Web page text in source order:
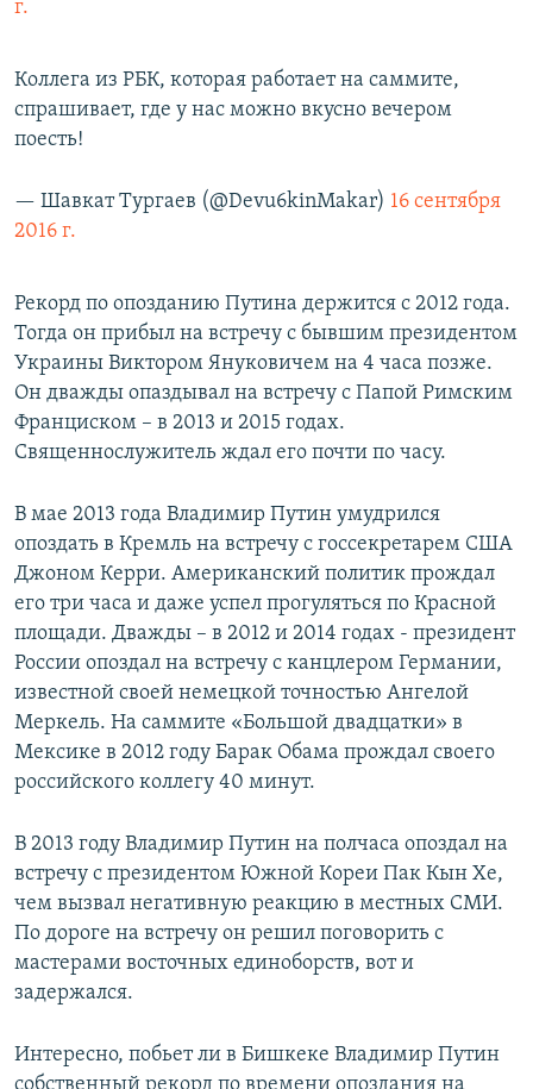
г.
Коллега из РБК, которая работает на саммите,
спрашивает, где у нас можно вкусно вечером
поесть!
— Шавкат Тургаев (@Devu6kinMakar) 16 сентября
2016 г.
Рекорд по опозданию Путина держится с 2012 года.
Тогда он прибыл на встречу с бывшим президентом
Украины Виктором Януковичем на 4 часа позже.
Он дважды опаздывал на встречу с Папой Римским
Франциском – в 2013 и 2015 годах.
Священнослужитель ждал его почти по часу.
В мае 2013 года Владимир Путин умудрился
опоздать в Кремль на встречу с госсекретарем США
Джоном Керри. Американский политик прождал
его три часа и даже успел прогуляться по Красной
площади. Дважды – в 2012 и 2014 годах - президент
России опоздал на встречу с канцлером Германии,
известной своей немецкой точностью Ангелой
Меркель. На саммите «Большой двадцатки» в
Мексике в 2012 году Барак Обама прождал своего
российского коллегу 40 минут.
В 2013 году Владимир Путин на полчаса опоздал на
встречу с президентом Южной Кореи Пак Кын Хе,
чем вызвал негативную реакцию в местных СМИ.
По дороге на встречу он решил поговорить с
мастерами восточных единоборств, вот и
задержался.
Интересно, побьет ли в Бишкеке Владимир Путин